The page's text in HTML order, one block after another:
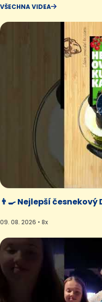
VŠECHNA VIDEA
👨‍🍳 Nejlepší
09. 08. 2026 • 8x